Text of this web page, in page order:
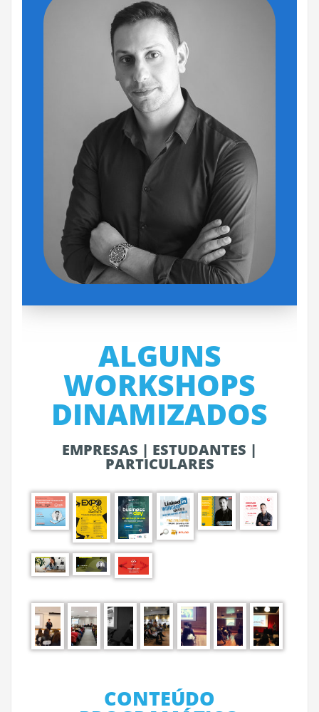
ALGUNS
WORKSHOPS
DINAMIZADOS
EMPRESAS | ESTUDANTES |
PARTICULARES
CONTEÚDO